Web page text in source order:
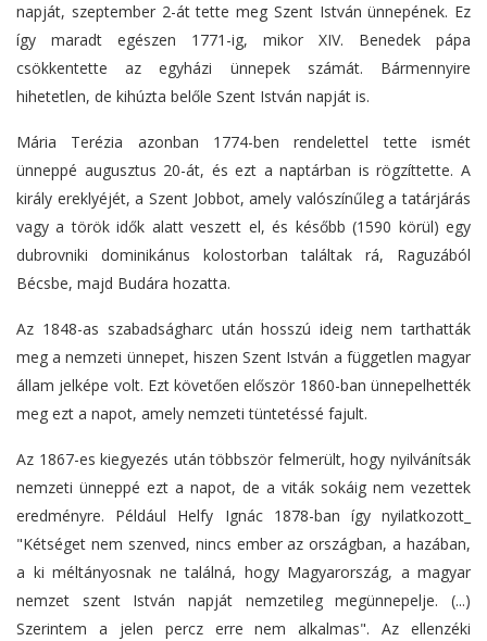
napját, szeptember 2-át tette meg Szent István ünnepének. Ez
így maradt egészen 1771-ig, mikor XIV. Benedek pápa
csökkentette az egyházi ünnepek számát. Bármennyire
hihetetlen, de kihúzta belőle Szent István napját is.
Mária Terézia azonban 1774-ben rendelettel tette ismét
ünneppé augusztus 20-át, és ezt a naptárban is rögzíttette. A
király ereklyéjét, a Szent Jobbot, amely valószínűleg a tatárjárás
vagy a török idők alatt veszett el, és később (1590 körül) egy
dubrovniki dominikánus kolostorban találtak rá, Raguzából
Bécsbe, majd Budára hozatta.
Az 1848-as szabadságharc után hosszú ideig nem tarthatták
meg a nemzeti ünnepet, hiszen Szent István a független magyar
állam jelképe volt. Ezt követően először 1860-ban ünnepelhették
meg ezt a napot, amely nemzeti tüntetéssé fajult.
Az 1867-es kiegyezés után többször felmerült, hogy nyilvánítsák
nemzeti ünneppé ezt a napot, de a viták sokáig nem vezettek
eredményre. Például Helfy Ignác 1878-ban így nyilatkozott_
"Kétséget nem szenved, nincs ember az országban, a hazában,
a ki méltányosnak ne találná, hogy Magyarország, a magyar
nemzet szent István napját nemzetileg megünnepelje. (...)
Szerintem a jelen percz erre nem alkalmas". Az ellenzéki